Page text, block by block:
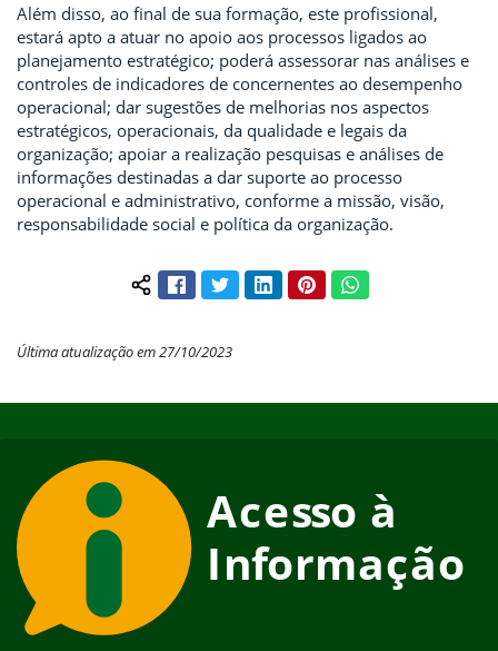
Além disso, ao final de sua formação, este profissional,
estará apto a atuar no apoio aos processos ligados ao
planejamento estratégico; poderá assessorar nas análises e
controles de indicadores de concernentes ao desempenho
operacional; dar sugestões de melhorias nos aspectos
estratégicos, operacionais, da qualidade e legais da
organização; apoiar a realização pesquisas e análises de
informações destinadas a dar suporte ao processo
operacional e administrativo, conforme a missão, visão,
responsabilidade social e política da organização.
Compartilhar conteúdo:
FacebookTwitterLinkedInPinterestWhatsApp
Última atualização em 27/10/2023